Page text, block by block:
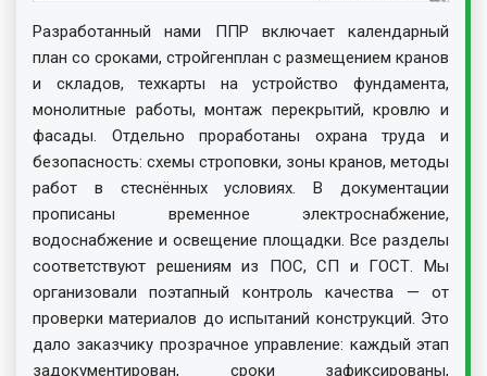
Разработанный нами ППР включает календарный
план со сроками, стройгенплан с размещением кранов
и складов, техкарты на устройство фундамента,
монолитные работы, монтаж перекрытий, кровлю и
фасады. Отдельно проработаны охрана труда и
безопасность: схемы строповки, зоны кранов, методы
работ в стеснённых условиях. В документации
прописаны временное электроснабжение,
водоснабжение и освещение площадки. Все разделы
соответствуют решениям из ПОС, СП и ГОСТ. Мы
организовали поэтапный контроль качества — от
проверки материалов до испытаний конструкций. Это
дало заказчику прозрачное управление: каждый этап
задокументирован, сроки зафиксированы,